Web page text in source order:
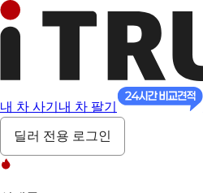
내 차 사기 내 차 팔기
딜러 전용 로그인